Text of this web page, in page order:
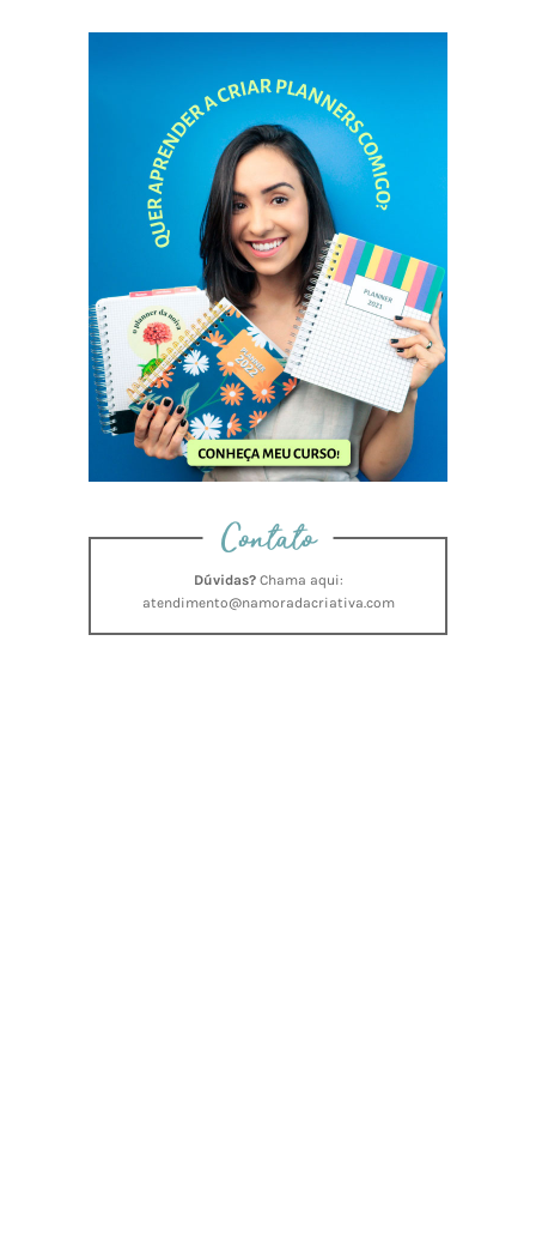
Contato
Dúvidas?Chama aqui:
atendimento@namoradacriativa.com